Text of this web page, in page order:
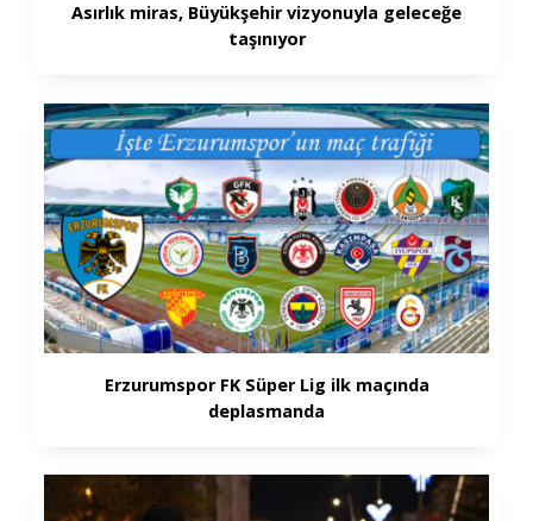
Asırlık miras, Büyükşehir vizyonuyla geleceğe
taşınıyor
Erzurumspor FK Süper Lig ilk maçında
deplasmanda